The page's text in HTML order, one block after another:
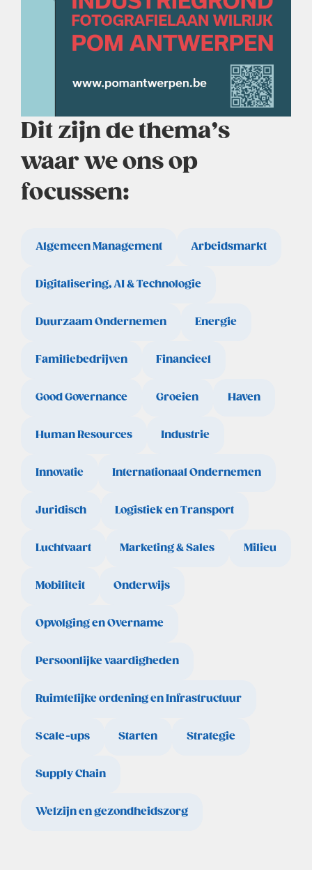
Dit zijn de thema’s
waar we ons op
focussen:
Algemeen Management Arbeidsmarkt
Digitalisering, AI & Technologie
Duurzaam Ondernemen Energie
Familiebedrijven Financieel
Good Governance Groeien Haven
Human Resources Industrie
Innovatie Internationaal Ondernemen
Juridisch Logistiek en Transport
Luchtvaart Marketing & Sales Milieu
Mobiliteit Onderwijs
Opvolging en Overname
Persoonlijke vaardigheden
Ruimtelijke ordening en Infrastructuur
Scale-ups Starten Strategie
Supply Chain
Welzijn en gezondheidszorg